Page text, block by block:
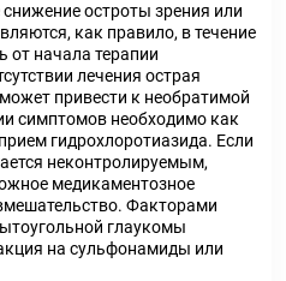
остроты зрения или
как правило, в течение
от начала терапии
лечения острая
привести к необратимой
симптомов необходимо как
гидрохлоротиазида. Если
неконтролируемым,
медикаментозное
Факторами
глаукомы
на сульфонамиды или